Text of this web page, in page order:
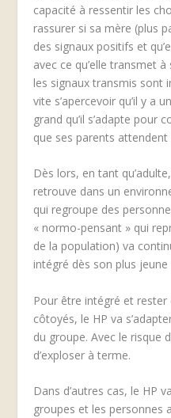
capacité à ressentir les
rassurer si sa mère (plus
des signaux positifs et
avec ce qu’elle transmet
les signaux transmis sont
vite s’apercevoir qu’il y a
grand qu’il s’adapte pour
que ses parents attendent
Dès lors, en tant
retrouve dans un
qui regroupe des
« normo-pensant » qui
de la population) va
intégré dès son plus jeune
Pour être intégré et rester
côtoyés, le HP va
du groupe. Avec le risque
d’exploser à terme.
Dans d’autres cas, le HP
groupes et les personnes